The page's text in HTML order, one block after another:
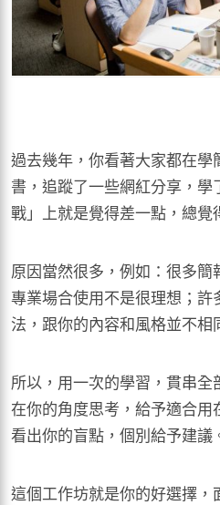
過去幾年，你看著大家都在
書，追蹤了一些網紅分享，
戰」上就是覺得差一點，總覺
原因當然很多，例如：很多
專業場合使用不是很理想；
法，跟你的內容和風格並不相
所以，用一次的學習，貫串
在你的角度思考，給予適合
看出你的盲點，個別給予建議
這個工作坊就是你的好選擇，